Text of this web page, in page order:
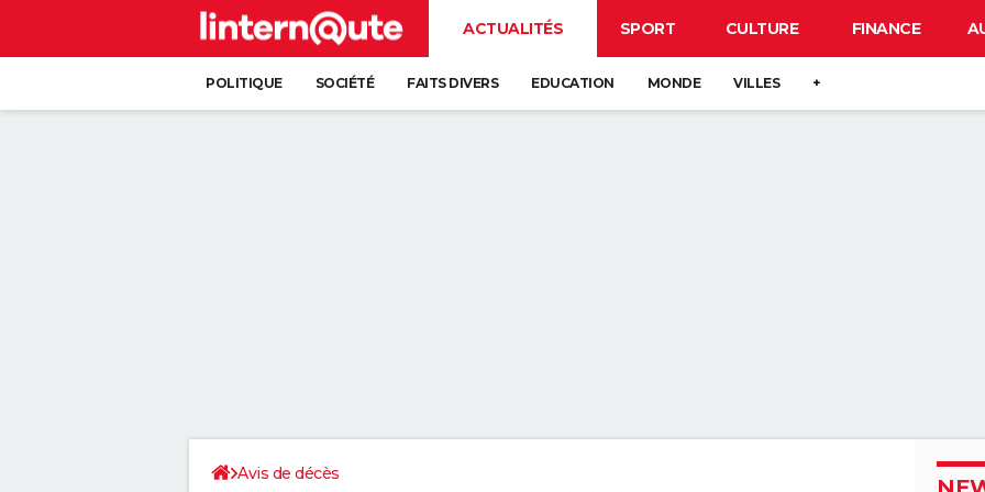
ACTUALITÉS SPORT CULTURE FINANCE
POLITIQUE SOCIÉTÉ FAITS DIVERS EDUCATION MONDE VILLES +
Avis de décès